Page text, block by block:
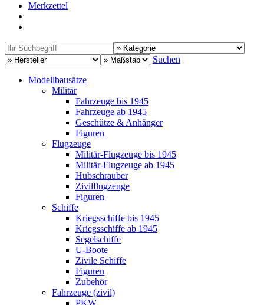
Merkzettel
Suchen
Modellbausätze
Militär
Fahrzeuge bis 1945
Fahrzeuge ab 1945
Geschütze & Anhänger
Figuren
Flugzeuge
Militär-Flugzeuge bis 1945
Militär-Flugzeuge ab 1945
Hubschrauber
Zivilflugzeuge
Figuren
Schiffe
Kriegsschiffe bis 1945
Kriegsschiffe ab 1945
Segelschiffe
U-Boote
Zivile Schiffe
Figuren
Zubehör
Fahrzeuge (zivil)
PKW